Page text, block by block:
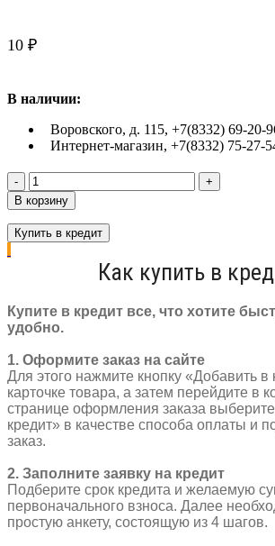
10 ₽
В наличии:
Воровского, д. 115, +7(8332) 69-20-
Интернет-магазин, +7(8332) 75-27-
Количество
товара
Спица
28-
29"
оцинковка
черный
В корзину
Купить в кредит
Как купить в
Купите в кредит все, что хотите
удобно.
1. Оформите заказ на сайте
Для этого нажмите кнопку «Добавить в
карточке товара, а затем перейдите в
странице оформления заказа
кредит» в качестве способа оплаты и
заказ.
2. Заполните заявку на кредит
Подберите срок кредита и желаемую
первоначального взноса. Далее
простую анкету, состоящую из 4 шагов.